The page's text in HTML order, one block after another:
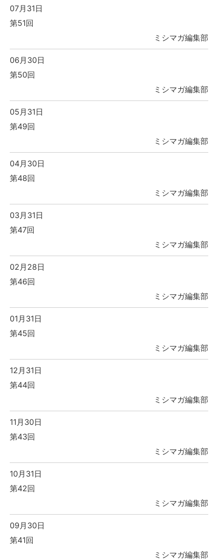
07月31日
第51回
ミシマガ編集部
06月30日
第50回
ミシマガ編集部
05月31日
第49回
ミシマガ編集部
04月30日
第48回
ミシマガ編集部
03月31日
第47回
ミシマガ編集部
02月28日
第46回
ミシマガ編集部
01月31日
第45回
ミシマガ編集部
12月31日
第44回
ミシマガ編集部
11月30日
第43回
ミシマガ編集部
10月31日
第42回
ミシマガ編集部
09月30日
第41回
ミシマガ編集部